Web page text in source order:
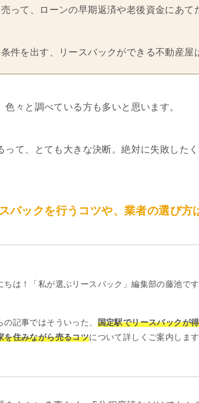
って、ローンの早期返済や老後資金にあて
件を出す、リースバックができる不動産屋
色々と調べている方も多いと思います。
って、とても大きな決断。絶対に失敗した
バックを行うコツや、業者の選び方
ちは！「私が選ぶリースバック」編集部の藤池です
の記事ではそういった、 国定駅でリースバックが
を住みながら売るコツについて詳しくご案内します